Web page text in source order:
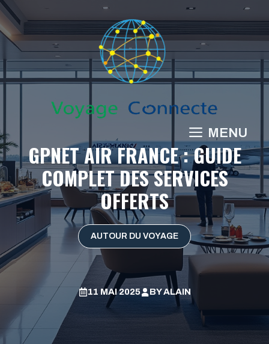
Aller
au
contenu
MENU
GPNET AIR FRANCE : GUIDE
COMPLET DES SERVICES
OFFERTS
AUTOUR DU VOYAGE
11 MAI 2025 BYALAIN